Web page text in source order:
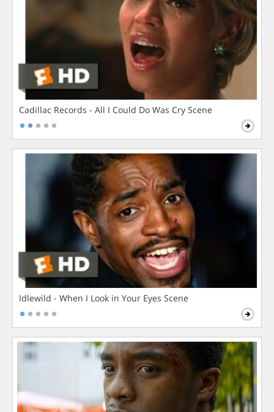
Cadillac Records - All I Could Do Was Cry Scene
Idlewild - When I Look in Your Eyes Scene